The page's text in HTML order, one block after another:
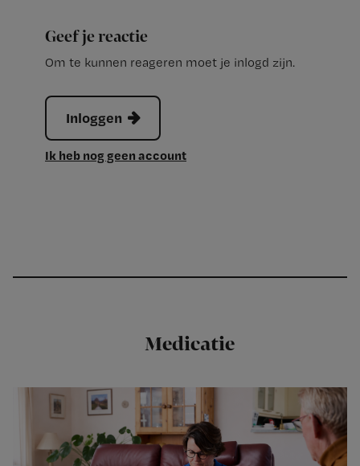
Geef je reactie
Om te kunnen reageren moet je inlogd zijn.
Inloggen
Ik heb nog geen account
Medicatie